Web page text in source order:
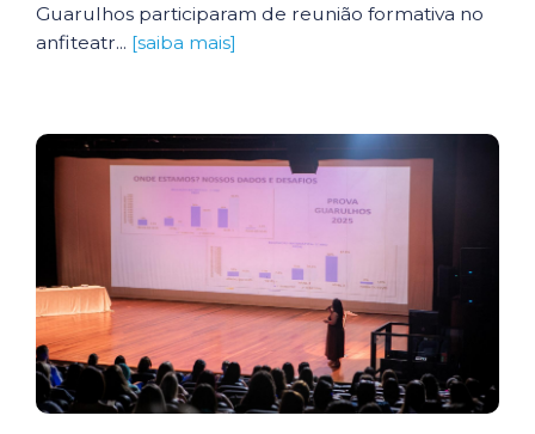
Guarulhos participaram de reunião formativa no
anfiteatr... [saiba mais]